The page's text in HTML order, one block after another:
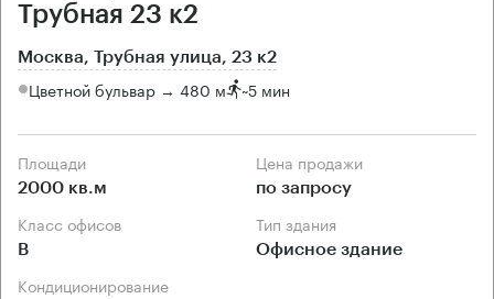
Трубная 23 к2
Москва, Трубная улица, 23 к2
Цветной бульвар → 480 м ~5 мин
Площади
2000 кв.м
Цена продажи
по запросу
Класс офисов
B
Тип здания
Офисное здание
Кондиционирование